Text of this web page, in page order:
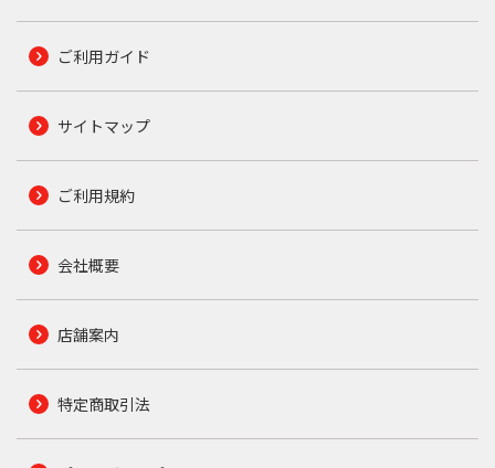
ご利用ガイド
サイトマップ
ご利用規約
会社概要
店舗案内
特定商取引法